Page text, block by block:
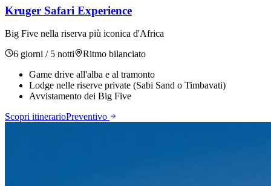
Kruger Safari Experience
Big Five nella riserva più iconica d'Africa
6 giorni / 5 notti
Ritmo bilanciato
Game drive all'alba e al tramonto
Lodge nelle riserve private (Sabi Sand o Timbavati)
Avvistamento dei Big Five
Scopri itinerarioPreventivo